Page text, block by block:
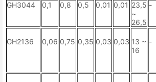
GH3044 0,1 0,8 0,5 0,01 0,01 23,5
~
26,5
-
GH2136 0,06 0,75 0,35 0,03 0,03 13 ~
16
-